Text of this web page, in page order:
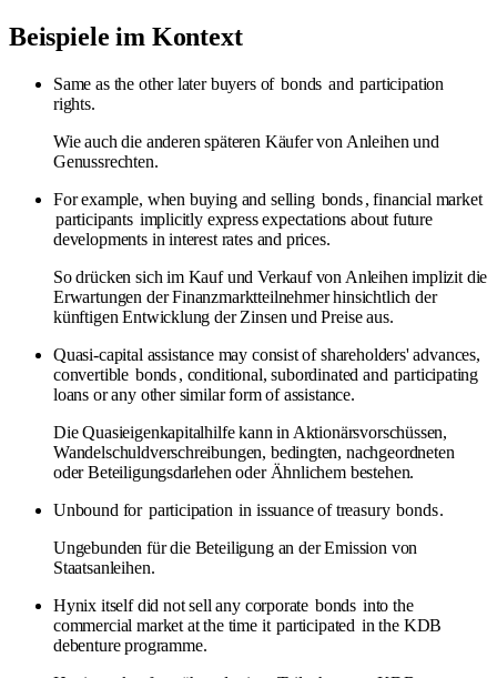
Beispiele im Kontext
Same as the other later buyers of bonds and participation
rights.
Wie auch die anderen späteren Käufer von Anleihen und
Genussrechten.
For example, when buying and selling bonds, financial market
participants implicitly express expectations about future
developments in interest rates and prices.
So drücken sich im Kauf und Verkauf von Anleihen implizit die
Erwartungen der Finanzmarktteilnehmer hinsichtlich der
künftigen Entwicklung der Zinsen und Preise aus.
Quasi-capital assistance may consist of shareholders' advances,
convertible bonds, conditional, subordinated and participating
loans or any other similar form of assistance.
Die Quasieigenkapitalhilfe kann in Aktionärsvorschüssen,
Wandelschuldverschreibungen, bedingten, nachgeordneten
oder Beteiligungsdarlehen oder Ähnlichem bestehen.
Unbound for participation in issuance of treasury bonds.
Ungebunden für die Beteiligung an der Emission von
Staatsanleihen.
Hynix itself did not sell any corporate bonds into the
commercial market at the time it participated in the KDB
debenture programme.